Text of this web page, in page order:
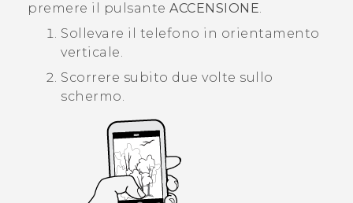
premere il pulsante ACCENSIONE.
Sollevare il telefono in orientamento
verticale.
Scorrere subito due volte sullo
schermo.